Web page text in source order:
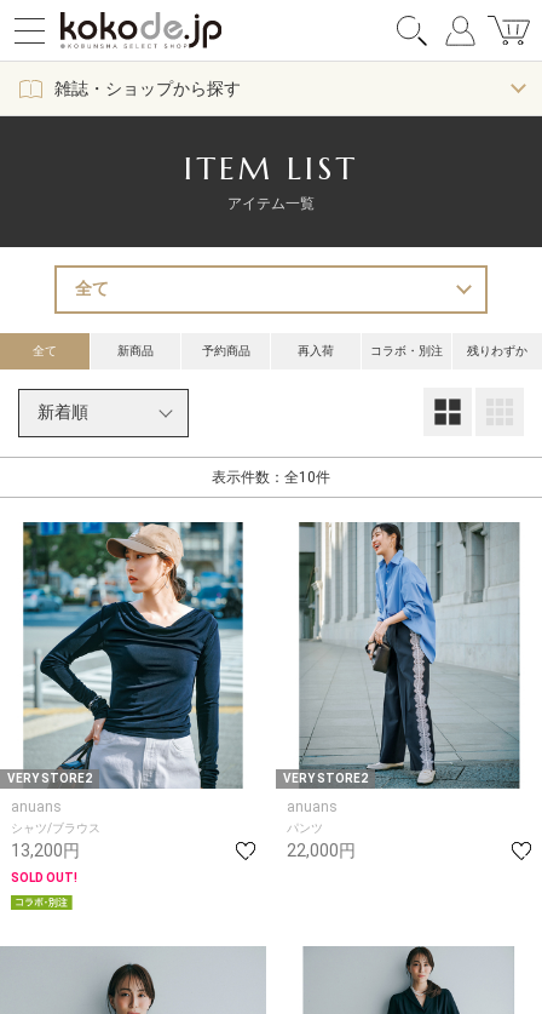
雑誌・ショップから探す
ITEM LIST
アイテム一覧
全て 新商品 予約商品 再入荷 コラボ・別注 残りわずか
表示件数：全10件
VERY STORE2
anuans
シャツ/ブラウス
13,200円
SOLD OUT!
VERY STORE2
anuans
パンツ
22,000円